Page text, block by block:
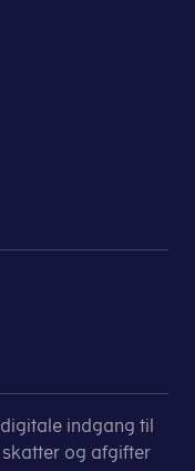
indgang til
og afgifter